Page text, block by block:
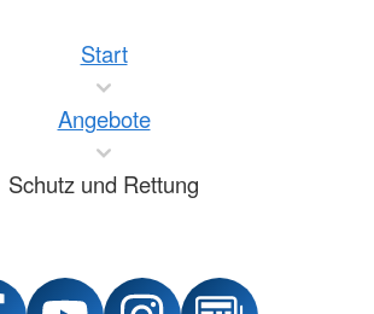
Start
Angebote
Schutz und Rettung